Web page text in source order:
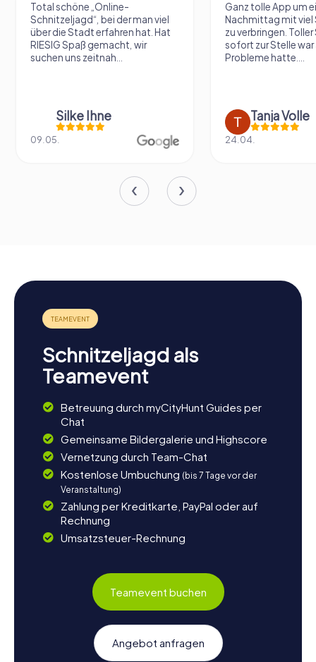
Total schöne „Online-
Schnitzeljagd“, bei der man viel
über die Stadt erfahren hat. Hat
RIESIG Spaß gemacht, wir
suchen uns zeitnah...
Silke Ihne
09.05.
Ganz tolle App um
Nachmittag mit viel
zu verbringen.
sofort zur Stelle war
Probleme hatte....
Tanja Volle
24.04.
Schnitzeljagd als
Teamevent
Betreuung durch myCityHunt Guides per
Chat
Gemeinsame Bildergalerie und Highscore
Vernetzung durch Team-Chat
Kostenlose Umbuchung (bis 7 Tage vor der
Veranstaltung)
Zahlung per Kreditkarte, PayPal oder auf
Rechnung
Umsatzsteuer-Rechnung
Teamevent buchen
Angebot anfragen